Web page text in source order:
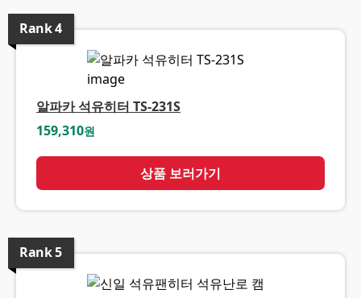
Rank4
알파카 석유히터 TS-231S
159,310원
상품 보러가기
Rank5